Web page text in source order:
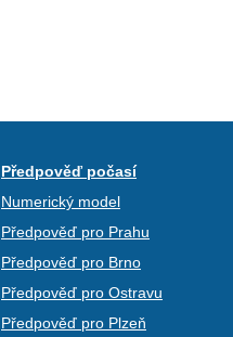
Předpověď počasí
Numerický model
Předpověď pro Prahu
Předpověď pro Brno
Předpověď pro Ostravu
Předpověď pro Plzeň